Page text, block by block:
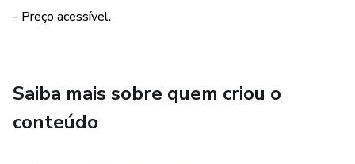
- Preço acessível.
Saiba mais sobre quem criou o
conteúdo